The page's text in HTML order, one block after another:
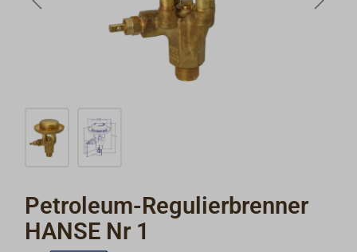
Petroleum-Regulierbrenner
HANSE Nr 1